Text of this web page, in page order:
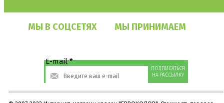
МЫ В СОЦСЕТЯХ МЫ ПРИНИМАЕМ
E-mail*